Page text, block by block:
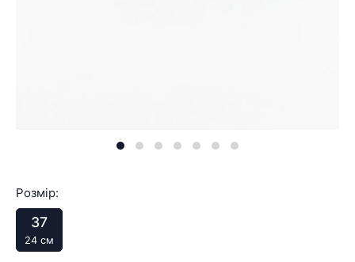
Розмір:
37
24 см